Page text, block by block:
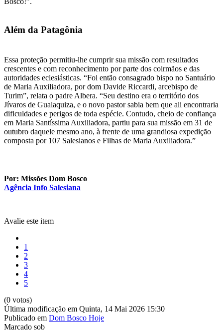
Além da Patagônia
Essa proteção permitiu-lhe cumprir sua missão com resultados
crescentes e com reconhecimento por parte dos coirmãos e das
autoridades eclesiásticas. “Foi então consagrado bispo no Santuário
de Maria Auxiliadora, por dom Davide Riccardi, arcebispo de
Turim”, relata o padre Albera. “Seu destino era o território dos
Jívaros de Gualaquiza, e o novo pastor sabia bem que ali encontraria
dificuldades e perigos de toda espécie. Contudo, cheio de confiança
em Maria Santíssima Auxiliadora, partiu para sua missão em 31 de
outubro daquele mesmo ano, à frente de uma grandiosa expedição
composta por 107 Salesianos e Filhas de Maria Auxiliadora.”
Por: Missões Dom Bosco
Agência Info Salesiana
Avalie este item
1
2
3
4
5
(0 votos)
Última modificação em Quinta, 14 Mai 2026 15:30
Publicado em Dom Bosco Hoje
Marcado sob